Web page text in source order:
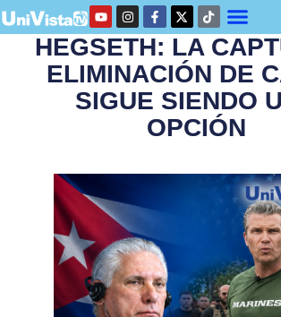
HEGSETH: LA
ELIMINACIÓN DE
SIGUE SIENDO
OPCIÓN